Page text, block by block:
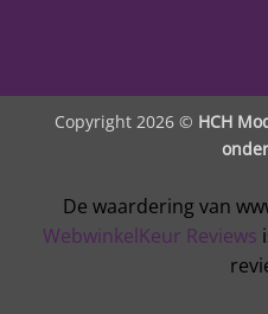
Copyright 2026 © HCH
De waardering van
WebwinkelKeur Reviews